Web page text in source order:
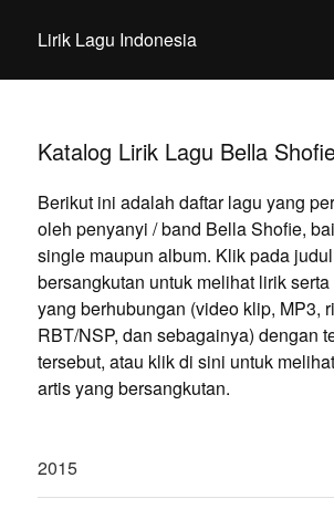
Lirik Lagu Indonesia
Katalog Lirik Lagu Bella
Berikut ini adalah daftar lagu yang
oleh penyanyi / band Bella Shofie,
single maupun album. Klik pada
bersangkutan untuk melihat lirik
yang berhubungan (video klip, MP3,
RBT/NSP, dan sebagainya) dengan
tersebut, atau klik di sini untuk
artis yang bersangkutan.
2015